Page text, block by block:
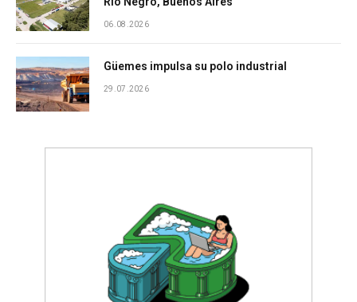
06.08.2026
Güemes impulsa su polo industrial
29.07.2026